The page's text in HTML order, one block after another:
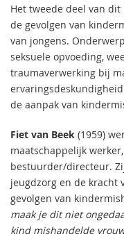
Het tweede deel van
de gevolgen van
van jongens.
seksuele opvoeding,
traumaverwerking bij
de aanpak van
Fiet van Beek (1959)
maatschappelijk
bestuurder/directeur.
jeugdzorg en de kracht
gevolgen van
maak je dit niet
kind mishandelde